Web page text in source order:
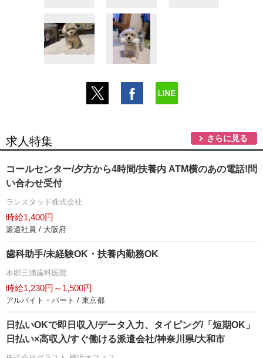
求人特集 さらに見る
コールセンター/夕方から4時間/扶養内 ATM横のあの電話!問
い合わせ受付
ランスタッド株式会社
時給1,400円
派遣社員 / 大阪府
歯科助手/未経験OK・扶養内勤務OK
本郷三浦歯科医院
時給1,230円～1,500円
アルバイト・パート / 東京都
日払いOKで即日収入/データ入力、タイピング/「短期OK」
日払い×高収入/すぐ働ける派遣会社/神奈川県/大和市